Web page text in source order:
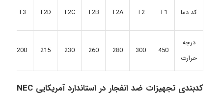
کد دما T1
T2
T2A
T2B
T2C
T2D
T3
درجه
حرارت
450
300
280
260
230
215
200
کدبندی تجهیزات ضد انفجار در استاندارد آمریکایی NEC